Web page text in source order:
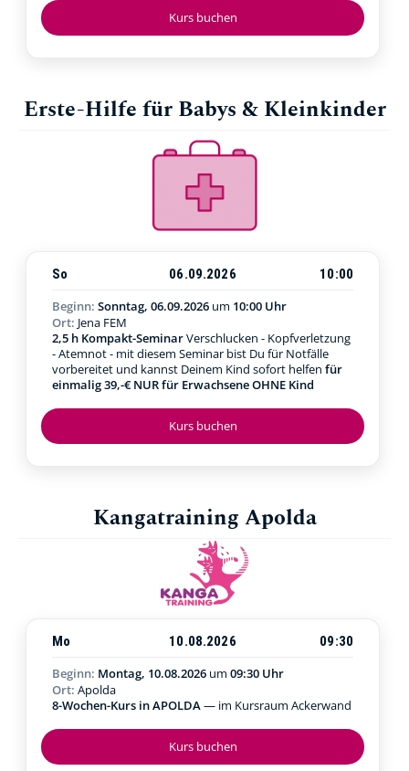
Kurs buchen
Erste-Hilfe für Babys & Kleinkinder
Kurs buchen
So 06.09.2026
10:00
Beginn: Sonntag, 06.09.2026 um 10:00 Uhr
Ort: Jena FEM
2,5 h Kompakt-SeminarVerschlucken - Kopfverletzung
- Atemnot - mit diesem Seminar bist Du für Notfälle
vorbereitet und kannst Deinem Kind sofort helfen für
einmalig 39,-€ NUR für Erwachsene OHNE Kind
Kangatraining Apolda
Kurs buchen
Mo 10.08.2026
09:30
Beginn: Montag, 10.08.2026 um 09:30 Uhr
Ort: Apolda
8-Wochen-Kurs in APOLDA— im Kursraum Ackerwand